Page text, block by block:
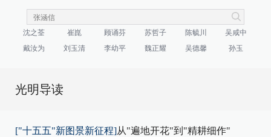
沈之荃 崔崑 顾诵芬 苏哲子 陈毓川
吴咸中
戴汝为
刘玉清 李幼平 魏正耀 吴德馨 孙玉
光明导读
["十五五"新图景新征程]从"遍地开花"到"精耕细作"